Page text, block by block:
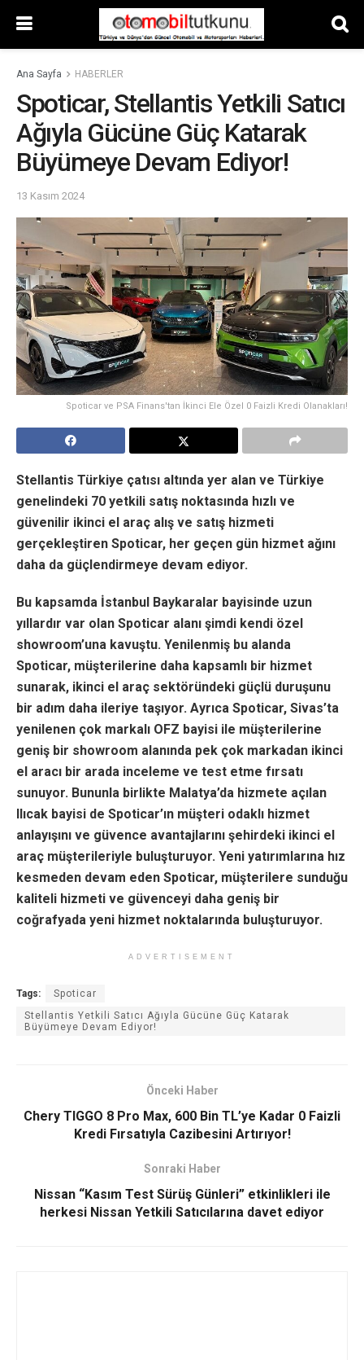
Ana Sayfa HABERLER
Spoticar, Stellantis Yetkili Satıcı
Ağıyla Gücüne Güç Katarak
Büyümeye Devam Ediyor!
13 Kasım 2024
Spoticar ve PSA Finans'tan İkinci Ele Özel 0 Faizli Kredi Olanakları!
Stellantis Türkiye çatısı altında yer alan ve Türkiye
genelindeki 70 yetkili satış noktasında hızlı ve
güvenilir ikinci el araç alış ve satış hizmeti
gerçekleştiren Spoticar, her geçen gün hizmet ağını
daha da güçlendirmeye devam ediyor.
Bu kapsamda İstanbul Baykaralar bayisinde uzun
yıllardır var olan Spoticar alanı şimdi kendi özel
showroom’una kavuştu. Yenilenmiş bu alanda
Spoticar, müşterilerine daha kapsamlı bir hizmet
sunarak, ikinci el araç sektöründeki güçlü duruşunu
bir adım daha ileriye taşıyor. Ayrıca Spoticar, Sivas’ta
yenilenen çok markalı OFZ bayisi ile müşterilerine
geniş bir showroom alanında pek çok markadan ikinci
el aracı bir arada inceleme ve test etme fırsatı
sunuyor. Bununla birlikte Malatya’da hizmete açılan
Ilıcak bayisi de Spoticar’ın müşteri odaklı hizmet
anlayışını ve güvence avantajlarını şehirdeki ikinci el
araç müşterileriyle buluşturuyor. Yeni yatırımlarına hız
kesmeden devam eden Spoticar, müşterilere sunduğu
kaliteli hizmeti ve güvenceyi daha geniş bir
coğrafyada yeni hizmet noktalarında buluşturuyor.
ADVERTISEMENT
Tags:
Spoticar
Stellantis Yetkili Satıcı Ağıyla Gücüne Güç Katarak
Büyümeye Devam Ediyor!
Önceki Haber
Chery TIGGO 8 Pro Max, 600 Bin TL’ye Kadar 0 Faizli
Kredi Fırsatıyla Cazibesini Artırıyor!
Sonraki Haber
Nissan “Kasım Test Sürüş Günleri” etkinlikleri ile
herkesi Nissan Yetkili Satıcılarına davet ediyor